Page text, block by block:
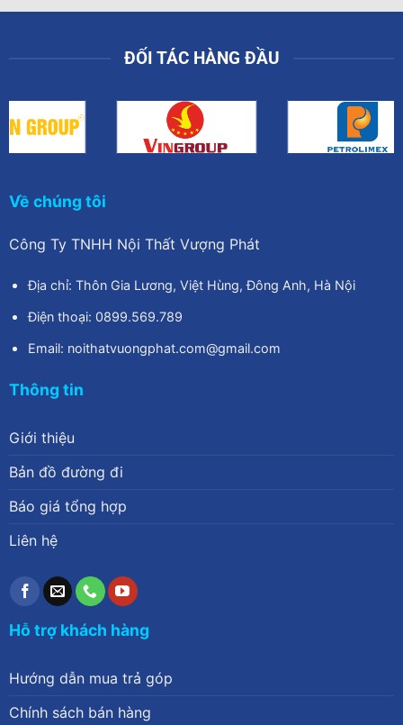
ĐỐI TÁC HÀNG ĐẦU
Về chúng tôi
Công Ty TNHH Nội Thất Vượng Phát
Địa chỉ: Thôn Gia Lương, Việt Hùng, Đông Anh, Hà Nội
Điện thoại: 0899.569.789
Email: noithatvuongphat.com@gmail.com
Thông tin
Giới thiệu
Bản đồ đường đi
Báo giá tổng hợp
Liên hệ
Hỗ trợ khách hàng
Hướng dẫn mua trả góp
Chính sách bán hàng